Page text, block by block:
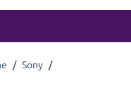
/ Sony /